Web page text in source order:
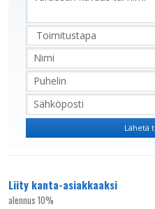
Liity kanta-asiakkaaksi
alennus 10%